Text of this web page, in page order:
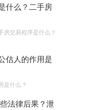
什么？二手房
房交易程序是什么？
估人的作用是
是什么？
法律后果？泄